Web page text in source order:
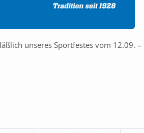
unseres Sportfestes vom 12.09. –